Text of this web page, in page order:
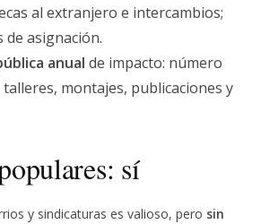
al extranjero e intercambios;
de asignación.
anual de impacto: número
montajes, publicaciones y
sí
y sindicaturas es valioso, pero sin